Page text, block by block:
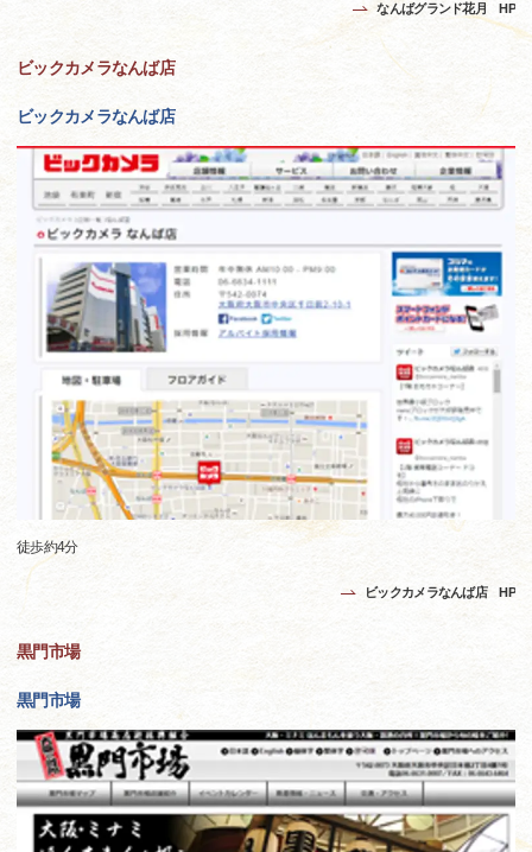
なんばグランド花月 HP
ビックカメラなんば店
ビックカメラなんば店
徒歩約4分
ビックカメラなんば店 HP
黒門市場
黒門市場